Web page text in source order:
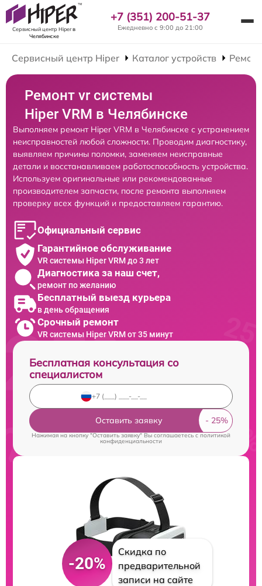
Сервисный центр Hiperв
Челябинске
+7 (351) 200-51-37
Ежедневно с 9:00 до 21:00
Сервисный центр Hiper Каталог устройств
Ремонт vr системы
Hiper VRM в Челябинске
Выполняем ремонт Hiper VRM в Челябинске с устранением
неисправностей любой сложности. Проводим диагностику,
выявляем причины поломки, заменяем неисправные
детали и восстанавливаем работоспособность устройства.
Используем оригинальные или рекомендованные
производителем запчасти, после ремонта выполняем
проверку всех функций и предоставляем гарантию.
Официальный сервис
Гарантийное обслуживание
VR системы Hiper VRM до 3 лет
Диагностика за наш счет,
ремонт по желанию
Бесплатный выезд курьера
в день обращения
Срочный ремонт
VR системы Hiper VRM от 35 минут
Бесплатная консультация со
специалистом
Оставить заявку
Нажимая на кнопку "Оставить заявку" Вы соглашаетесь cполитикой
конфиденциальности
-20%
Скидка по
предварительной
записи на сайте